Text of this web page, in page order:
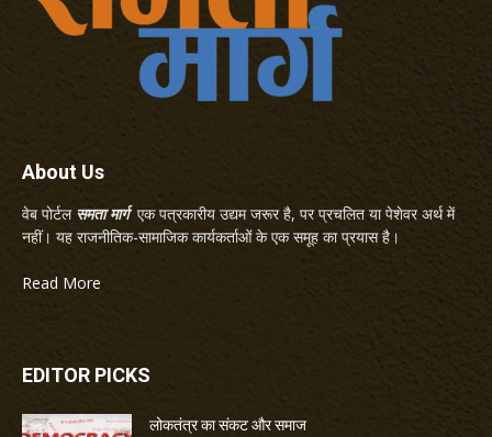
About Us
वेब पोर्टल समता मार्गएक पत्रकारीय उद्यम जरूर है, पर प्रचलित या पेशेवर अर्थ में
नहीं। यह राजनीतिक-सामाजिक कार्यकर्ताओं के एक समूह का प्रयास है।
Read More
EDITOR PICKS
लोकतंत्र का संकट और समाज